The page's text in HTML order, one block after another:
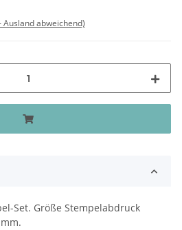
Ausland abweichend)
Set. Größe Stempelabdruck